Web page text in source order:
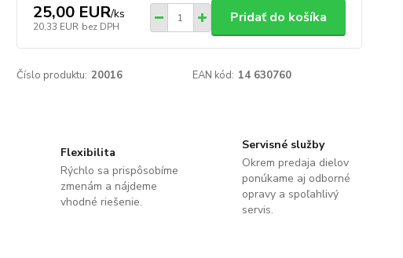
25,00 EUR/ks
20,33 EUR bez DPH
Pridať do košíka
Číslo produktu: 20016 EAN kód: 14 630760
Flexibilita
Rýchlo sa prispôsobíme
zmenám a nájdeme
vhodné riešenie.
Servisné služby
Okrem predaja dielov
ponúkame aj odborné
opravy a spoľahlivý
servis.